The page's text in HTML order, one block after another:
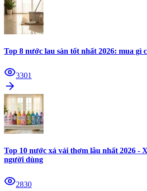
Top 8 nước lau sàn tốt nhất 2026: mua gì
3301
Top 10 nước xả vải thơm lâu nhất 2026 -
người dùng
2830